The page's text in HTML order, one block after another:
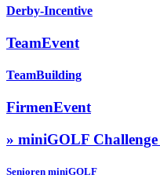
Derby-Incentive
TeamEvent
TeamBuilding
FirmenEvent
» miniGOLF Challenge
Senioren miniGOLF